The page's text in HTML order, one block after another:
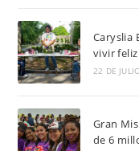
Caryslia
vivir feliz
22 DE
Gran
de 6